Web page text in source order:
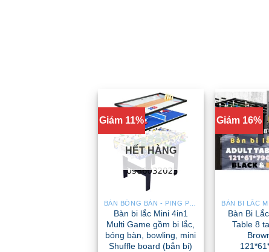
Giảm 11%
HẾT HÀNG
Bàn bi lắc Mini 4in1
Multi Game gồm bi lắc,
bóng bàn, bowling, mini
Shuffle board (bắn bi)
Giảm 16%
Bàn Bi
Table 8